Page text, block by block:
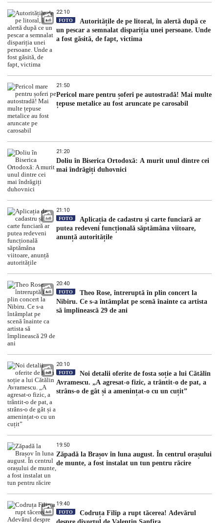
22:10
FOTO
Autoritățile de pe litoral, în alertă după ce
un pescar a semnalat dispariția unei persoane. Unde
a fost găsită, de fapt, victima
21:50
Pericol mare pentru șoferi pe autostradă! Mai multe
țepuse metalice au fost aruncate pe carosabil
21:20
Doliu în Biserica Ortodoxă: A murit unul dintre cei
mai îndrăgiți duhovnici
21:10
FOTO
Aplicația de cadastru și carte funciară ar
putea redeveni funcțională săptămâna viitoare,
anunță autoritățile
20:40
FOTO
Theo Rose, întreruptă în plin concert la
Nibiru. Ce s-a întâmplat pe scenă înainte ca artista
să împlinească 29 de ani
20:10
FOTO
Noi detalii oferite de fosta soție a lui Cătălin
Avramescu. „A agresat-o fizic, a trântit-o de pat, a
strâns-o de gât și a amenințat-o cu un cuțit”
19:50
Zăpadă la Brașov în luna august. În centrul orașului
de munte, a fost instalat un tun pentru răcire
19:40
FOTO
Codruța Filip a rupt tăcerea! Adevărul